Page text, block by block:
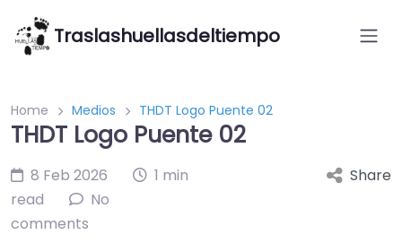
Traslashuellasdeltiempo
Home Medios THDT Logo Puente 02
THDT Logo Puente 02
8 Feb 2026
1 min
read
No
comments
Share